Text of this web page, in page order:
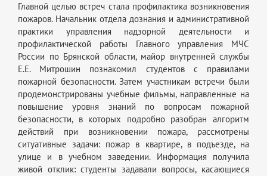
Главной целью встреч стала профилактика возникновения
пожаров. Начальник отдела дознания и административной
практики управления надзорной деятельности и
профилактической работы Главного управления МЧС
России по Брянской области, майор внутренней службы
Е.Е. Митрошин познакомил студентов с правилами
пожарной безопасности. Затем участникам встречи были
продемонстрированы учебные фильмы, направленные на
повышение уровня знаний по вопросам пожарной
безопасности, в которых подробно разобран алгоритм
действий при возникновении пожара, рассмотрены
ситуативные задачи: пожар в квартире, в подъезде, на
улице и в учебном заведении. Информация получила
живой отклик: студенты задавали вопросы, касающиеся